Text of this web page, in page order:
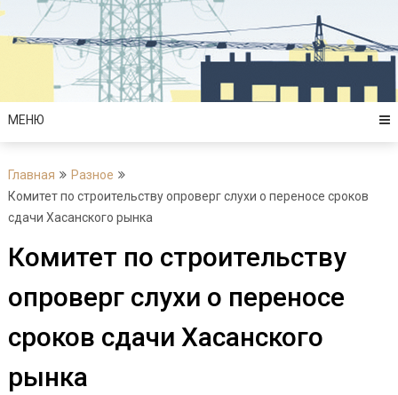
Перейти
содержимому
МЕНЮ
Главная
Разное
Комитет по строительству опроверг слухи о переносе сроков
сдачи Хасанского рынка
Комитет по строительству
опроверг слухи о переносе
сроков сдачи Хасанского
рынка